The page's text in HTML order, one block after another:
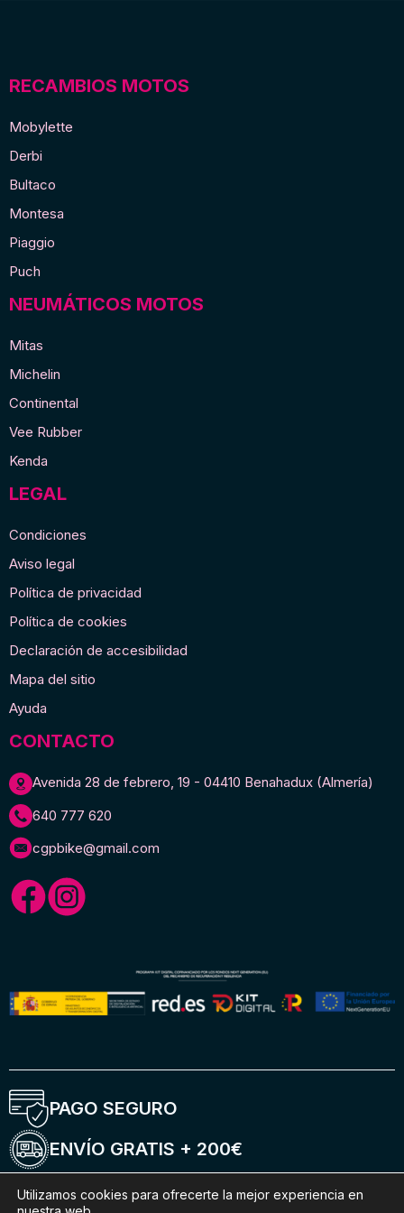
cantidad
RECAMBIOS MOTOS
Mobylette
Derbi
Bultaco
Montesa
Piaggio
Puch
NEUMÁTICOS MOTOS
Mitas
Michelin
Continental
Vee Rubber
Kenda
LEGAL
Condiciones
Aviso legal
Política de privacidad
Política de cookies
Declaración de accesibilidad
Mapa del sitio
Ayuda
CONTACTO
Avenida 28 de febrero, 19 - 04410 Benahadux (Almería)
640 777 620
cgpbike@gmail.com
PAGO SEGURO
ENVÍO GRATIS + 200€
ENTREGA 5-6 DÍAS
Utilizamos cookies para ofrecerte la mejor experiencia en